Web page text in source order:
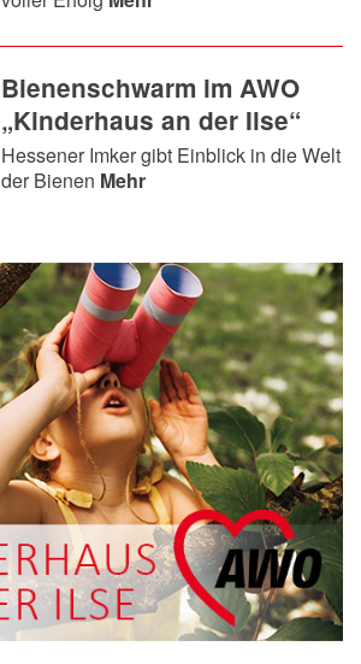
Bienenschwarm im AWO
„Kinderhaus an der Ilse“
Hessener Imker gibt Einblick in die Welt
der Bienen Mehr